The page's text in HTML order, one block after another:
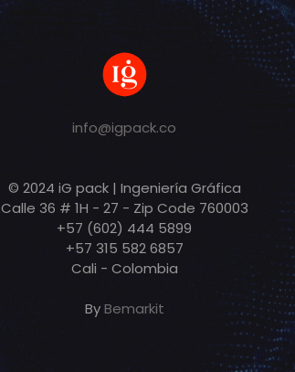
info@igpack.co
© 2024 iG pack | Ingeniería Gráfica
Calle 36 # 1H - 27 - Zip Code 760003
+57 (602) 444 5899
+57 315 582 6857
Cali - Colombia
ByBemarkit